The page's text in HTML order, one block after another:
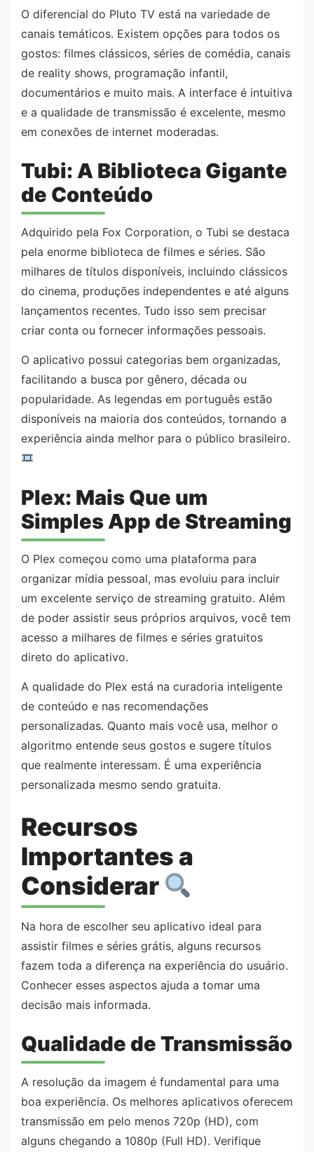
O diferencial do Pluto TV está na variedade de
canais temáticos. Existem opções para todos os
gostos: filmes clássicos, séries de comédia, canais
de reality shows, programação infantil,
documentários e muito mais. A interface é intuitiva
e a qualidade de transmissão é excelente, mesmo
em conexões de internet moderadas.
Tubi: A Biblioteca Gigante
de Conteúdo
Adquirido pela Fox Corporation, o Tubi se destaca
pela enorme biblioteca de filmes e séries. São
milhares de títulos disponíveis, incluindo clássicos
do cinema, produções independentes e até alguns
lançamentos recentes. Tudo isso sem precisar
criar conta ou fornecer informações pessoais.
O aplicativo possui categorias bem organizadas,
facilitando a busca por gênero, década ou
popularidade. As legendas em português estão
disponíveis na maioria dos conteúdos, tornando a
experiência ainda melhor para o público brasileiro.
Plex: Mais Que um
Simples App de Streaming
O Plex começou como uma plataforma para
organizar mídia pessoal, mas evoluiu para incluir
um excelente serviço de streaming gratuito. Além
de poder assistir seus próprios arquivos, você tem
acesso a milhares de filmes e séries gratuitos
direto do aplicativo.
A qualidade do Plex está na curadoria inteligente
de conteúdo e nas recomendações
personalizadas. Quanto mais você usa, melhor o
algoritmo entende seus gostos e sugere títulos
que realmente interessam. É uma experiência
personalizada mesmo sendo gratuita.
Recursos
Importantes a
Considerar
Na hora de escolher seu aplicativo ideal para
assistir filmes e séries grátis, alguns recursos
fazem toda a diferença na experiência do usuário.
Conhecer esses aspectos ajuda a tomar uma
decisão mais informada.
Qualidade de Transmissão
A resolução da imagem é fundamental para uma
boa experiência. Os melhores aplicativos oferecem
transmissão em pelo menos 720p (HD), com
alguns chegando a 1080p (Full HD). Verifique